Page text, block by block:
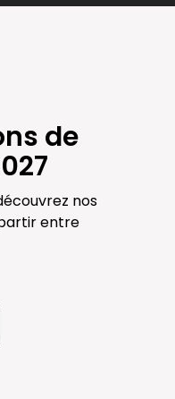
de
nos
entre